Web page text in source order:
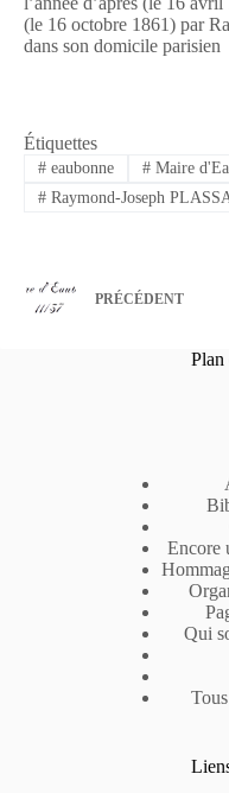
(le 16 octobre 1861) par
dans son domicile parisien
Étiquettes
#eaubonne #Maire
#Raymond-Joseph
PRÉCÉDENT
Plan
Encore
Qui